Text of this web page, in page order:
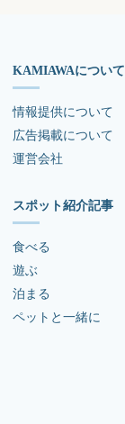
KAMIAWAについて
情報提供について
広告掲載について
運営会社
スポット紹介記事
食べる
遊ぶ
泊まる
ペットと一緒に